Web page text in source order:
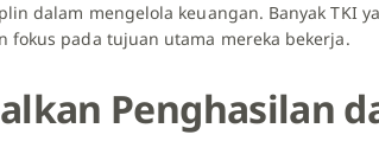
dalam mengelola keuangan. Banyak TKI
fokus pada tujuan utama mereka bekerja.
Penghasilan